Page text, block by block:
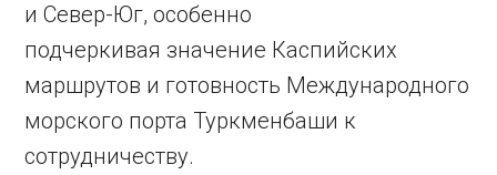
и Север-Юг, особенно
подчеркивая значение Каспийских
маршрутов и готовность Международного
морского порта Туркменбаши к
сотрудничеству.